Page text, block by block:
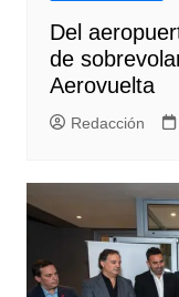
Del
de
Aerovuelta
Redacción